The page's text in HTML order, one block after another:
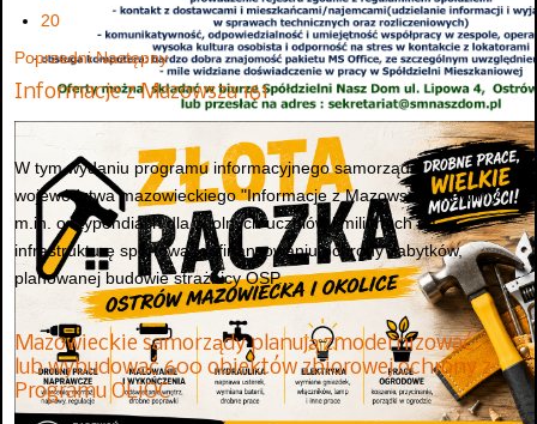
20
Poprzedni Następny
Informacje z Mazowsza 161
W tym wydaniu programu informacyjnego samorządu
województwa mazowieckiego "Informacje z Mazowsza" mówimy
m.in. o stypendiach dla zdolnych uczniów i milionach na
infrastrukturę sportową, dofinansowaniu ochrony zabytków,
planowanej budowie strażnicy OSP...
Mazowieckie samorządy planują zmodernizować
lub wybudować 600 obiektów zbiorowej ochrony z
Programu OLiOC